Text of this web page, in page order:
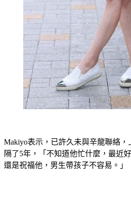
Makiyo表示，已許久未與辛龍聯絡
隔了5年，「不知道他忙什麼，最近
還是祝福他，男生帶孩子不容易。」